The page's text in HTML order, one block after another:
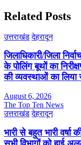
Related Posts
उत्तराखंड देहरादून
जिलाधिकारी/जिला
के पोलिंग बूथों का
की व्यवस्थाओं का लिया
August 6, 2026
The Top Ten News
उत्तराखंड देहरादून
भारी से बहुत भारी